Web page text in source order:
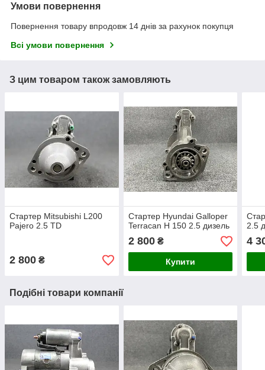
Умови повернення
Повернення товару впродовж 14 днів за рахунок покупця
Всі умови повернення
З цим товаром також замовляють
Стартер Mitsubishi L200
Pajero 2.5 TD
2 800 ₴
Стартер Hyundai Galloper
Terracan H 150 2.5 дизель
2 800₴
Купити
2.5
4
Подібні товари компанії